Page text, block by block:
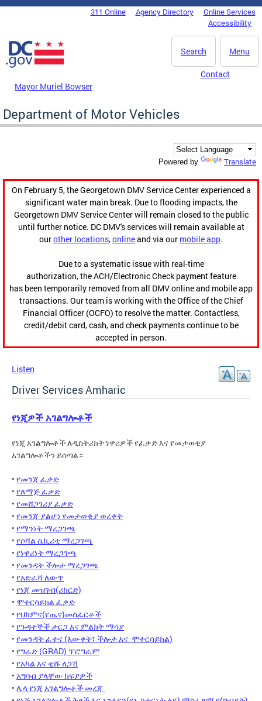
Skip to main content
DC Agency Top Menu311 Online Agency Directory
Online Services
Accessibility
Menu
Search
Mayor Muriel Bowser
Contact
Department of Motor Vehicles
Powered by Translate
On February 5, the Georgetown DMV Service Center experienced a
significant water main break. Due to flooding impacts, the
Georgetown DMV Service Center will remain closed to the public
until further notice. DC DMV's services will remain available at
ourother locations,onlineand via our mobile app.
Due to a systematic issue with real-time
authorization, the ACH/Electronic Check payment feature
has been temporarily removed from all DMV online and mobile app
transactions. Our team is working with the Office of the Chief
Financial Officer (OCFO) to resolve the matter. Contactless,
credit/debit card, cash, and check payments continue to be
accepted in person.
Listen
Driver Services Amharic
የነጂዎች አገልግሎቶች
የነጂ አገልግሎቶች ለዲስትሪክት ነዋሪዎች የፈቃድ እና የመታወቂያ
አገልግሎቶችን ይሰጣል።
• የመንጃ ፈቃድ
• የለማጅ ፈቃድ
• የመሸጋገሪያ ፈቃድ
• የመንጃ ያልሆነ የመታወቂያ ወረቀት
• የማንነት ማረጋገጫ
• የሶሻል ሴኪሪቲ ማረጋገጫ
• የነዋሪነት ማረጋገጫ
• የመንዳት ችሎታ ማረጋገጫ
• የአድራሻ ለውጥ
• የነጂ መዝገብ(ሪከርድ)
• ሞተርሳይክል ፈቃድ
• የህክምና(የጤና)መስፈርቶች
• የጉዳተኞች ታርጋ እና ምልክት ማሳያ
• የመንዳት ፈተና (እውቀት፣ ችሎታ አና ሞተርሳይክል)
• የግራድ (GRAD) ፕሮግራም
• የአካል እና ቲሹ ለጋሽ
• አግባብ ያላቸው ክፍያዎች
• ሌላ የነጂ አገልግሎቶች መረጃ